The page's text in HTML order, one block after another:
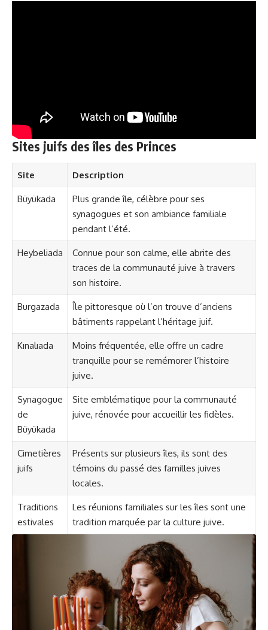
Sites juifs des îles des Princes
Site Description
Büyükada
Plus grande île, célèbre pour ses
synagogues et son ambiance familiale
pendant l’été.
Heybeliada
Connue pour son calme, elle abrite des
traces de la communauté juive à travers
son histoire.
Burgazada
Île pittoresque où l’on trouve d’anciens
bâtiments rappelant l’héritage juif.
Kınalıada
Moins fréquentée, elle offre un cadre
tranquille pour se remémorer l’histoire
juive.
Synagogue
de
Büyükada
Site emblématique pour la communauté
juive, rénovée pour accueillir les fidèles.
Cimetières
juifs
Présents sur plusieurs îles, ils sont des
témoins du passé des familles juives
locales.
Traditions
estivales
Les réunions familiales sur les îles sont une
tradition marquée par la culture juive.